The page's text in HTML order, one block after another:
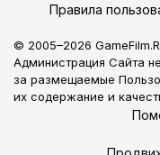
Правила
© 2005–2026
Администрация Сайта
за размещаемые
их содержание и